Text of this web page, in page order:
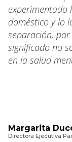
experimentado
doméstico y lo
separación,
significado no
en la salud
Margarita
Directora Ejecutiva